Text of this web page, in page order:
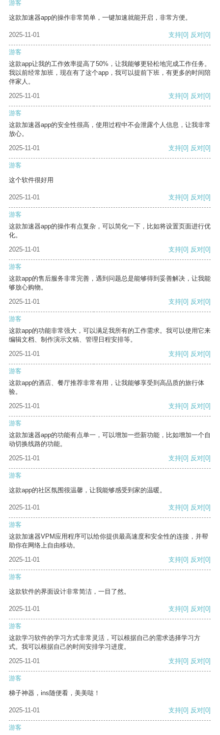
游客
这款加速器app的操作非常简单，一键加速就能开启，非常方便。
2025-11-01 支持[0] 反对[0]
游客
这款app让我的工作效率提高了50%，让我能够更轻松地完成工作任务。
我以前经常加班，现在有了这个app，我可以提前下班，有更多的时间陪
伴家人。
2025-11-01
支持[0] 反对[0]
游客
这款加速器app的安全性很高，使用过程中不会泄露个人信息，让我非常
放心。
2025-11-01
支持[0] 反对[0]
游客
这个软件很好用
2025-11-01 支持[0] 反对[0]
游客
这款加速器app的操作有点复杂，可以简化一下，比如将设置页面进行优
化。
2025-11-01
支持[0] 反对[0]
游客
这款app的售后服务非常完善，遇到问题总是能够得到妥善解决，让我能
够放心购物。
2025-11-01
支持[0] 反对[0]
游客
这款app的功能非常强大，可以满足我所有的工作需求。我可以使用它来
编辑文档、制作演示文稿、管理日程安排等。
2025-11-01
支持[0] 反对[0]
游客
这款app的酒店、餐厅推荐非常有用，让我能够享受到高品质的旅行体
验。
2025-11-01
支持[0] 反对[0]
游客
这款加速器app的功能有点单一，可以增加一些新功能，比如增加一个自
动切换线路的功能。
2025-11-01
支持[0] 反对[0]
游客
这款app的社区氛围很温馨，让我能够感受到家的温暖。
2025-11-01 支持[0] 反对[0]
游客
这款加速器VPM应用程序可以给你提供最高速度和安全性的连接，并帮
助你在网络上自由移动。
2025-11-01
支持[0] 反对[0]
游客
这款软件的界面设计非常简洁，一目了然。
2025-11-01 支持[0] 反对[0]
游客
这款学习软件的学习方式非常灵活，可以根据自己的需求选择学习方
式。我可以根据自己的时间安排学习进度。
2025-11-01
支持[0] 反对[0]
游客
梯子神器，ins随便看，美美哒！
2025-11-01 支持[0] 反对[0]
游客